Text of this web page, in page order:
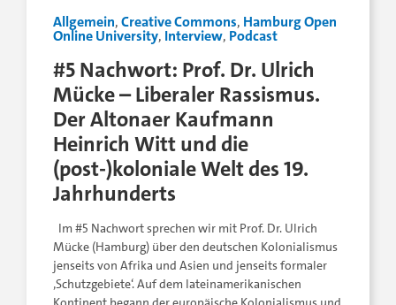
Allgemein,Creative Commons, Hamburg Open
Online University, Interview, Podcast
#5 Nachwort: Prof. Dr. Ulrich
Mücke – Liberaler Rassismus.
Der Altonaer Kaufmann
Heinrich Witt und die
(post-)koloniale Welt des 19.
Jahrhunderts
Im #5 Nachwort sprechen wir mit Prof. Dr. Ulrich
Mücke (Hamburg) über den deutschen Kolonialismus
jenseits von Afrika und Asien und jenseits formaler
‚Schutzgebiete‘. Auf dem lateinamerikanischen